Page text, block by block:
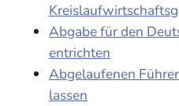
Abgabe für den
entrichten
Abgelaufenen
lassen